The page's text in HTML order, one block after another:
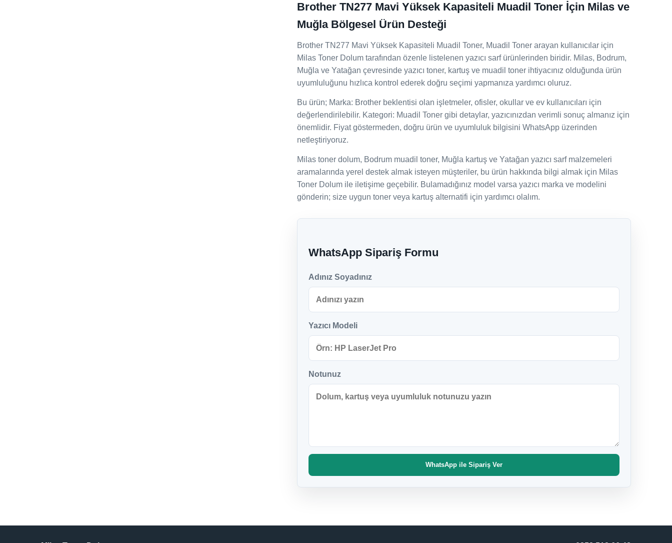
Brother TN277 Mavi Yüksek Kapasiteli Muadil Toner İçin Milas ve
Muğla Bölgesel Ürün Desteği
Brother TN277 Mavi Yüksek Kapasiteli Muadil Toner, Muadil Toner arayan kullanıcılar için
Milas Toner Dolum tarafından özenle listelenen yazıcı sarf ürünlerinden biridir. Milas, Bodrum,
Muğla ve Yatağan çevresinde yazıcı toner, kartuş ve muadil toner ihtiyacınız olduğunda ürün
uyumluluğunu hızlıca kontrol ederek doğru seçimi yapmanıza yardımcı oluruz.
Bu ürün; Marka: Brother beklentisi olan işletmeler, ofisler, okullar ve ev kullanıcıları için
değerlendirilebilir. Kategori: Muadil Toner gibi detaylar, yazıcınızdan verimli sonuç almanız için
önemlidir. Fiyat göstermeden, doğru ürün ve uyumluluk bilgisini WhatsApp üzerinden
netleştiriyoruz.
Milas toner dolum, Bodrum muadil toner, Muğla kartuş ve Yatağan yazıcı sarf malzemeleri
aramalarında yerel destek almak isteyen müşteriler, bu ürün hakkında bilgi almak için Milas
Toner Dolum ile iletişime geçebilir. Bulamadığınız model varsa yazıcı marka ve modelini
gönderin; size uygun toner veya kartuş alternatifi için yardımcı olalım.
WhatsApp Sipariş Formu
Adınız Soyadınız
Yazıcı Modeli
Notunuz
WhatsApp ile Sipariş Ver